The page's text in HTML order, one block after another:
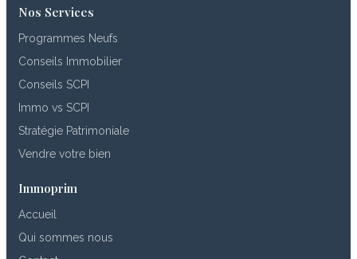
Nos Services
Programmes Neufs
Conseils Immobilier
Conseils SCPI
Immo vs SCPI
Stratégie Patrimoniale
Vendre votre bien
Immoprim
Accueil
Qui sommes nous